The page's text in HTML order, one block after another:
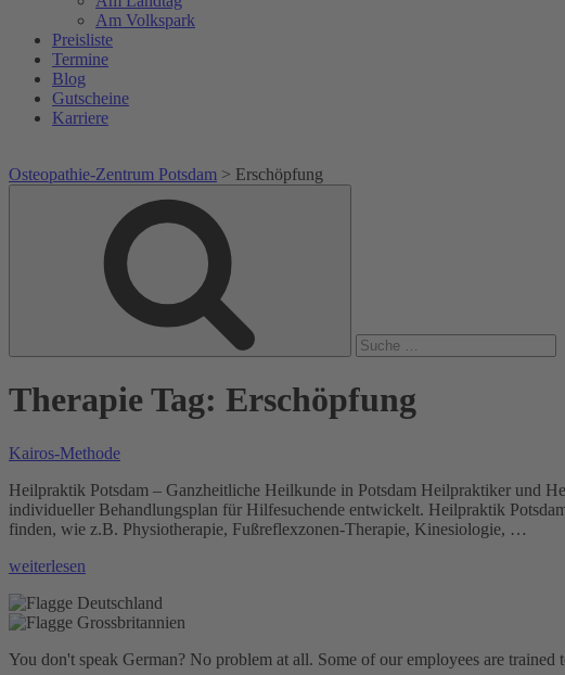
Am Volkspark
Preisliste
Termine
Blog
Gutscheine
Karriere
Osteopathie-Zentrum Potsdam > Erschöpfung
Therapie Tag: Erschöpfung
Kairos-Methode
Heilpraktik Potsdam – Ganzheitliche Heilkunde in Potsdam Heilpraktiker und
individueller Behandlungsplan für Hilfesuchende entwickelt. Heilpraktik
finden, wie z.B. Physiotherapie, Fußreflexzonen-Therapie, Kinesiologie, …
„Kairos-
weiterlesen
You don't speak German? No problem at all. Some of our employees are